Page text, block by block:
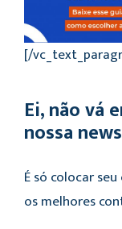
[/
Ei, não vá
nossa
É só colocar
os melhores